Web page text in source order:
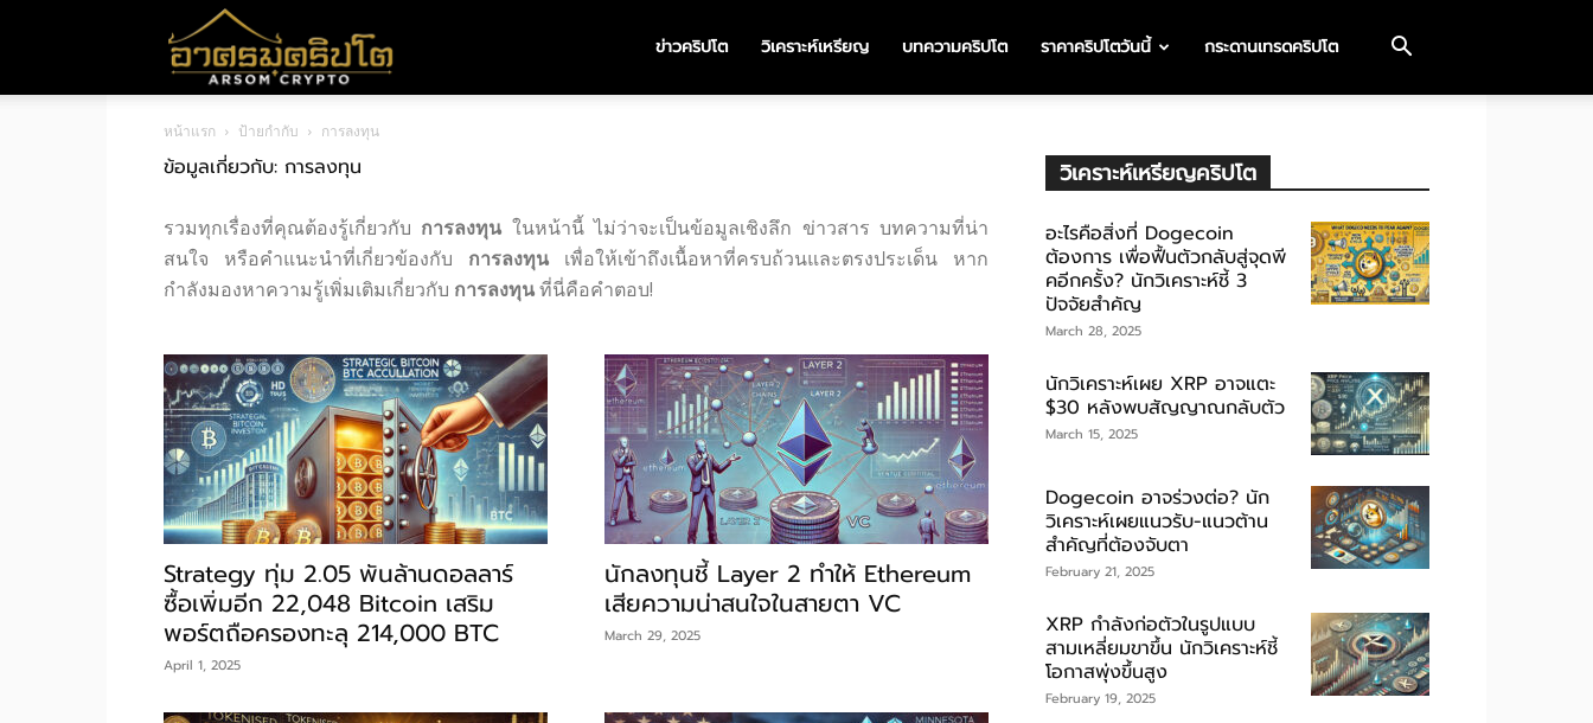
มค
ปโต
ข่าวคริปโต วิเคราะห์เหรียญ บทความคริปโต ราคาคริปโตวันนี้ กระดานเทรดคริปโต
หน้าแรก ป้ายกำกับ การลงทุน
ข้อมูลเกี่ยวกับ: การลงทุน
รวมทุกเรื่องที่คุณต้องรู้เกี่ยวกับ การลงทุน ในหน้านี้ ไม่ว่าจะเป็นข้อมูลเชิงลึก ข่าวสาร บทความที่น่า
สนใจ หรือคำแนะนำที่เกี่ยวข้องกับ การลงทุน เพื่อให้เข้าถึงเนื้อหาที่ครบถ้วนและตรงประเด็น หาก
กำลังมองหาความรู้เพิ่มเติมเกี่ยวกับ การลงทุนที่นี่คือคำตอบ!
Strategy ทุ่ม 2.05 พันล้านดอลลาร์
ซื้อเพิ่มอีก 22,048 Bitcoin เสริม
พอร์ตถือครองทะลุ 214,000 BTC
April 1, 2025
นักลงทุนชี้ Layer 2 ทำให้ Ethereum
เสียความน่าสนใจในสายตา VC
March 29, 2025
วิเคราะห์เหรียญคริปโต
อะไรคือสิ่งที่ Dogecoin
ต้องการ เพื่อฟื้นตัวกลับสู่จุดพี
คอีกครั้ง? นักวิเคราะห์ชี้ 3
ปัจจัยสำคัญ
March 28, 2025
นักวิเคราะห์เผย XRP อาจแตะ
$30 หลังพบสัญญาณกลับตัว
March 15, 2025
Dogecoin อาจร่วงต่อ? นัก
วิเคราะห์เผยแนวรับ-แนวต้าน
สำคัญที่ต้องจับตา
February 21, 2025
XRP กำลังก่อตัวในรูปแบบ
สามเหลี่ยมขาขึ้น นักวิเคราะห์ชี้
โอกาสพุ่งขึ้นสูง
February 19, 2025